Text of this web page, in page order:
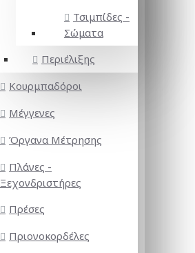
Τσιμπίδες -
Σώματα
Περιέλιξης
Κουρμπαδόροι
Μέγγενες
Όργανα Μέτρησης
Πλάνες -
Ξεχονδριστήρες
Πρέσες
Πριονοκορδέλες